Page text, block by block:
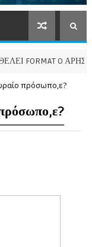
O ΑΡΗΣ ΠΑΕ
πρόσωπο,ε?